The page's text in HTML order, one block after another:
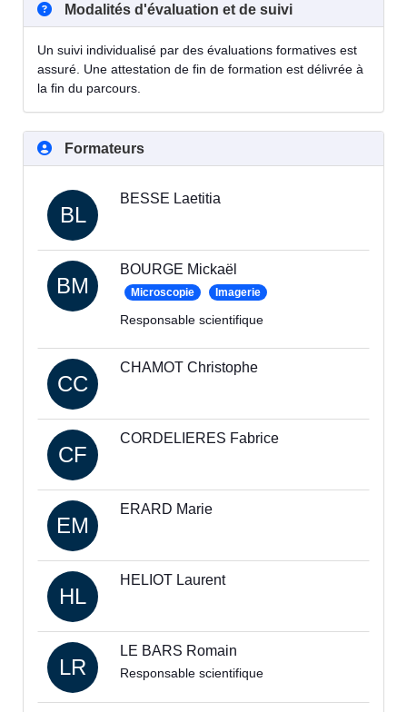
Modalités d'évaluation et de suivi
Un suivi individualisé par des évaluations formatives est
assuré. Une attestation de fin de formation est délivrée à
la fin du parcours.
Formateurs
BL
BESSE Laetitia
BM
BOURGE Mickaël
Microscopie Imagerie
Responsable scientifique
CC
CHAMOT Christophe
CF
CORDELIERES Fabrice
EM
ERARD Marie
HL
HELIOT Laurent
LR
LE BARS Romain
Responsable scientifique